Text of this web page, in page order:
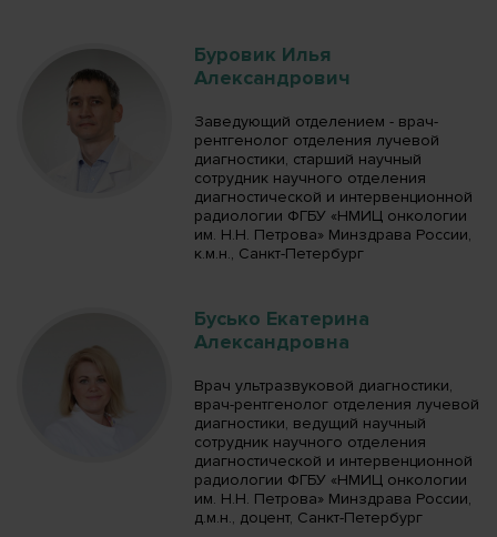
Буровик Илья
Александрович
Заведующий отделением - врач-
рентгенолог отделения лучевой
диагностики, старший научный
сотрудник научного отделения
диагностической и интервенционной
радиологии ФГБУ «НМИЦ онкологии
им. Н.Н. Петрова» Минздрава России,
к.м.н., Санкт-Петербург
Бусько Екатерина
Александровна
Врач ультразвуковой диагностики,
врач-рентгенолог отделения лучевой
диагностики, ведущий научный
сотрудник научного отделения
диагностической и интервенционной
радиологии ФГБУ «НМИЦ онкологии
им. Н.Н. Петрова» Минздрава России,
д.м.н., доцент, Санкт-Петербург